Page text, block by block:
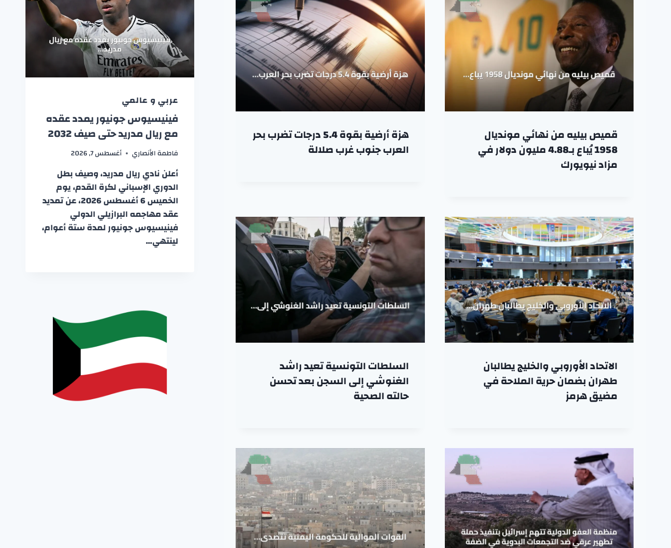
قميص بيليه من نهائي مونديال
1958 يُباع بـ4.88 مليون دولار في
مزاد نيويورك
هزة أرضية بقوة 5.4 درجات تضرب بحر
العرب جنوب غرب صلالة
الاتحاد الأوروبي والخليج يطالبان
طهران بضمان حرية الملاحة في
مضيق هرمز
السلطات التونسية تعيد راشد
الغنوشي إلى السجن بعد تحسن
حالته الصحية
عربي و عالمي
فينيسيوس جونيور يمدد عقده
مع ريال مدريد حتى صيف 2032
فاطمة الأنصاري أغسطس 7, 2026
أعلن نادي ريال مدريد، وصيف بطل
الدوري الإسباني لكرة القدم، يوم
الخميس 6 أغسطس 2026، عن تمديد
عقد مهاجمه البرازيلي الدولي
فينيسيوس جونيور لمدة ستة أعوام،
لينتهي…